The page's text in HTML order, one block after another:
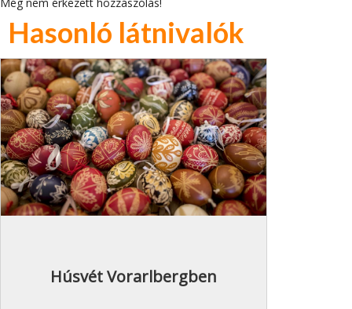
Hasonló látnivalók
Húsvét Vorarlbergben